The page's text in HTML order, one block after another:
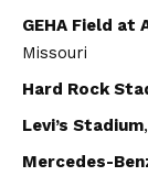
GEHA Field at
Missouri
Hard Rock
Levi’s Stadium
Mercedes-